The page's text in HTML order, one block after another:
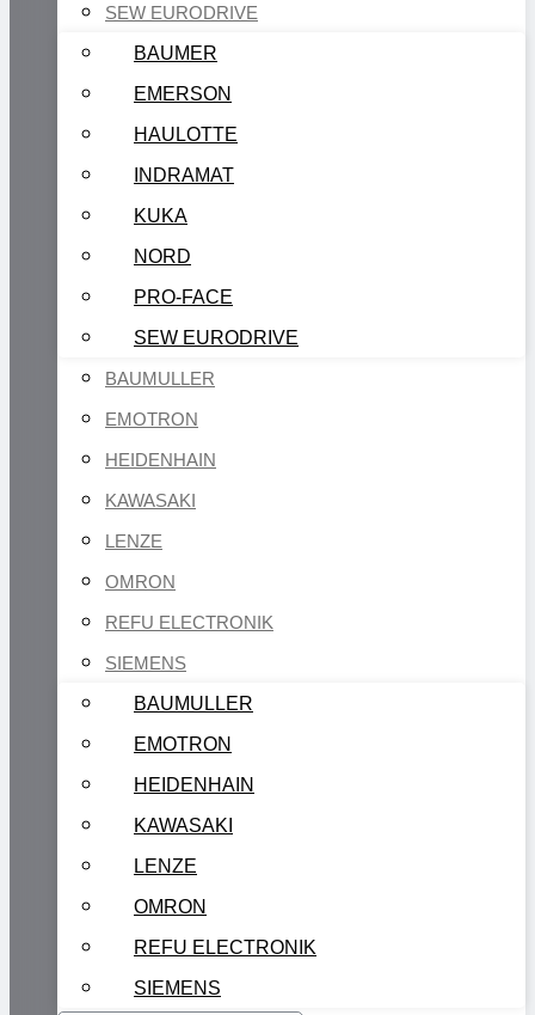
SEW EURODRIVE
BAUMER
EMERSON
HAULOTTE
INDRAMAT
KUKA
NORD
PRO-FACE
SEW EURODRIVE
BAUMULLER
EMOTRON
HEIDENHAIN
KAWASAKI
LENZE
OMRON
REFU ELECTRONIK
SIEMENS
BAUMULLER
EMOTRON
HEIDENHAIN
KAWASAKI
LENZE
OMRON
REFU ELECTRONIK
SIEMENS